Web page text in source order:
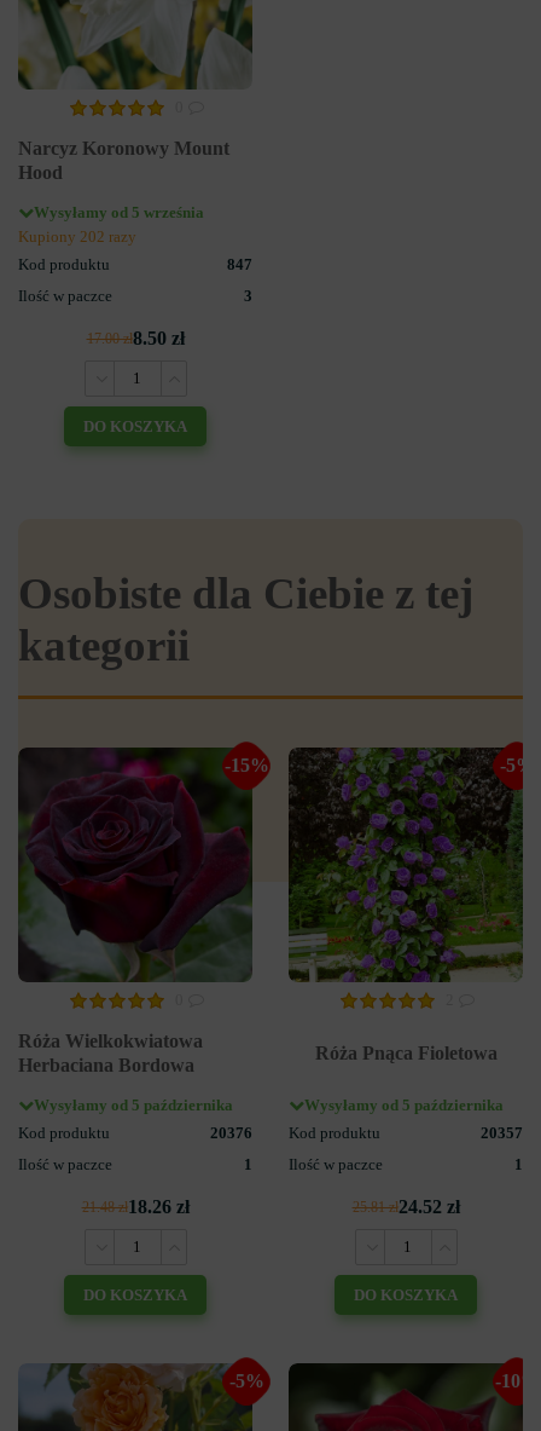
Narcyz Koronowy Mount
Hood
Wysyłamy od 5 września
Kupiony 202 razy
Kod produktu
847
Ilość w paczce
3
17.00 zł8.50 zł
DO KOSZYKA
Osobiste dla Ciebie z tej
kategorii
-15%
Róża Wielkokwiatowa
Herbaciana Bordowa
Wysyłamy od 5 października
Kod produktu
20376
Ilość w paczce
1
21.48 zł18.26 zł
DO KOSZYKA
-5%
Róża Pnąca Fioletowa
Wysyłamy od 5 października
Kod produktu
20357
Ilość w paczce
1
25.81 zł24.52 zł
DO KOSZYKA
-5% -10%